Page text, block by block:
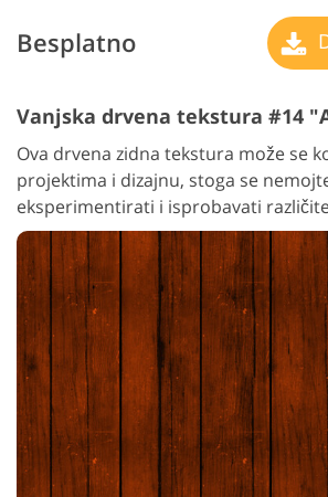
Besplatno
Vanjska drvena tekstura #14
Ova drvena zidna tekstura može se
projektima i dizajnu, stoga se
eksperimentirati i isprobavati